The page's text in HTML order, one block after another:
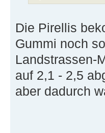
Die Pirellis
Gummi noch
Landstrassen-
auf 2,1 - 2,5
aber dadurch